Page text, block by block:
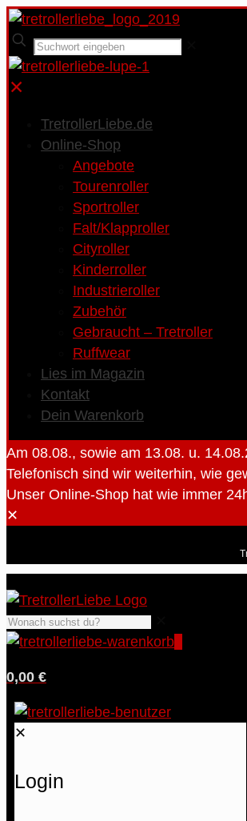
✕
TretrollerLiebe.de
Online-Shop
Angebote
Tourenroller
Sportroller
Falt/Klapproller
Cityroller
Kinderroller
Industrieroller
Zubehör
Gebraucht – Tretroller
Ruffwear
Lies im Magazin
Kontakt
Dein Warenkorb
Am 08.08., sowie am 13.08. u.
Telefonisch sind wir weiterhin, wie
Unser Online-Shop hat wie immer
✕
0,00 €
✕
Login